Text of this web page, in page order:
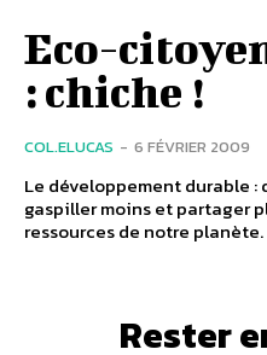
Eco-
: chiche !
COL.ELUCAS - 6 FÉVRIER 2009
Le développement durable :
gaspiller moins et partager
ressources de notre planète.
Rester